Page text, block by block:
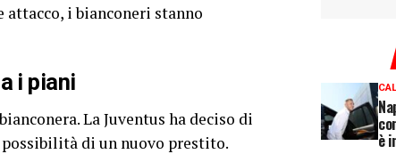
i bianconeri stanno
i piani
La Juventus ha deciso di
di un nuovo prestito.
è